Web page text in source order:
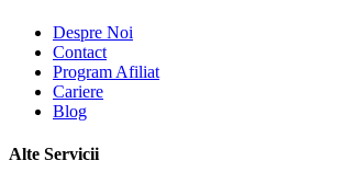
Despre Noi
Contact
Program Afiliat
Cariere
Blog
Alte Servicii